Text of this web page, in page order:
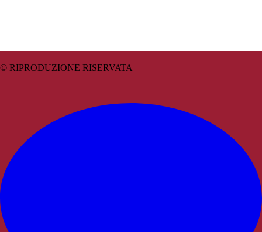
© RIPRODUZIONE RISERVATA